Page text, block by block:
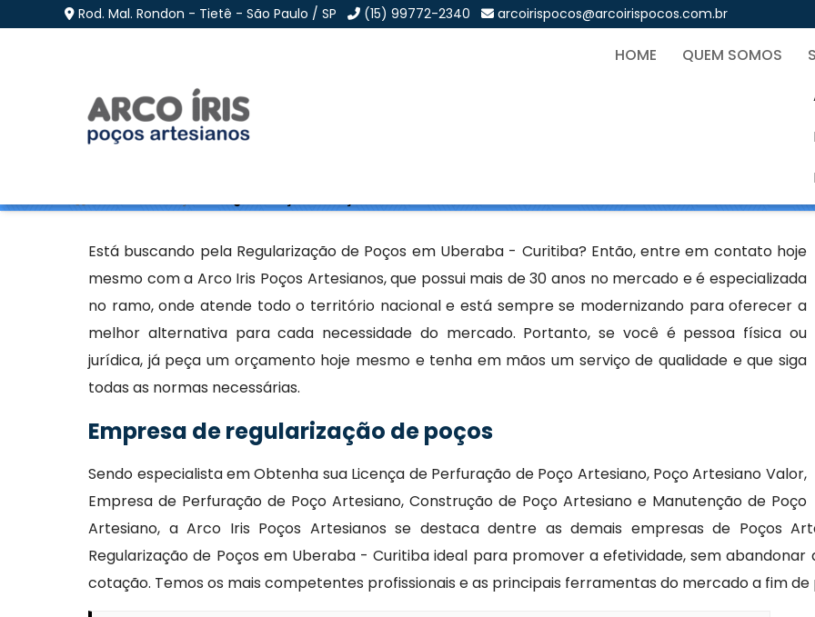
Rod. Mal. Rondon - Tietê - São Paulo / SP (15) 99772-2340 arcoirispocos@arcoirispocos.com.br
HOME QUEM SOMOS
Regularização de Poços em Uberaba - Curitiba
Está buscando pela Regularização de Poços em Uberaba - Curitiba? Então, entre em contato hoje
mesmo com a Arco Iris Poços Artesianos, que possui mais de 30 anos no mercado e é especializada
no ramo, onde atende todo o território nacional e está sempre se modernizando para oferecer a
melhor alternativa para cada necessidade do mercado. Portanto, se você é pessoa física ou
jurídica, já peça um orçamento hoje mesmo e tenha em mãos um serviço de qualidade e que siga
todas as normas necessárias.
Empresa de regularização de poços
Sendo especialista em Obtenha sua Licença de Perfuração de Poço Artesiano, Poço Artesiano Valor,
Empresa de Perfuração de Poço Artesiano, Construção de Poço Artesiano e Manutenção de Poço
Artesiano, a Arco Iris Poços Artesianos se destaca dentre as demais empresas de Poços
Regularização de Poços em Uberaba - Curitiba ideal para promover a efetividade, sem
cotação. Temos os mais competentes profissionais e as principais ferramentas do mercado a fim